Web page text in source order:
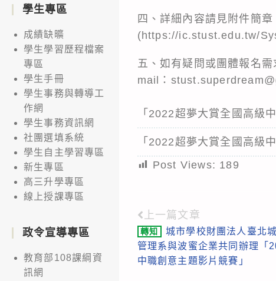
四、詳細內容請見附件簡
(https://ic.stust.edu.tw/
五、如有疑問或團體報名
mail：
「2022超夢大賞全國高級
「2022超夢大賞全國高級
Post Views: 189
Read
more
articles
上一篇文章
轉知
城市學校財團法人臺北
管理系與波蜜企業共同辦理「
中職創意主題影片競賽」
學生專區
成績缺曠
學生學習歷程檔案
專區
學生手冊
學生事務與轉導工
作網
學生事務資訊網
社團選填系統
學生自主學習專區
新生專區
高三升學專區
線上授課專區
政令宣導專區
教育部108課綱資
訊網